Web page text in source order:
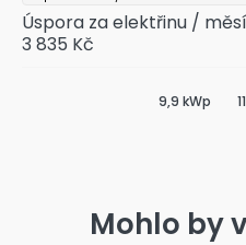
Úspora za elektřinu /
3 835 Kč
9,9 kWp
Mohlo by